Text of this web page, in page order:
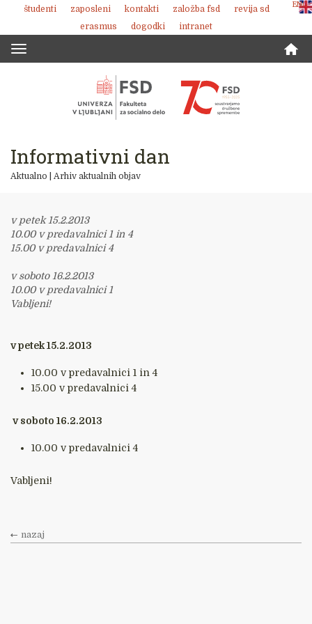
Skoči
vsebino
ENG
študenti zaposleni kontakti založba fsd
revija sd
erasmus
dogodki intranet
Informativni dan
Aktualno Arhiv aktualnih objav
v petek 15.2.2013
10.00 v predavalnici 1 in 4
15.00 v predavalnici 4
v soboto 16.2.2013
10.00 v predavalnici 1
Vabljeni!
v petek 15.2.2013
10.00 v predavalnici 1 in 4
15.00 v predavalnici 4
v soboto 16.2.2013
10.00 v predavalnici 4
Vabljeni!
nazaj